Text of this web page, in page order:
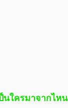
นใครมาจากไหน